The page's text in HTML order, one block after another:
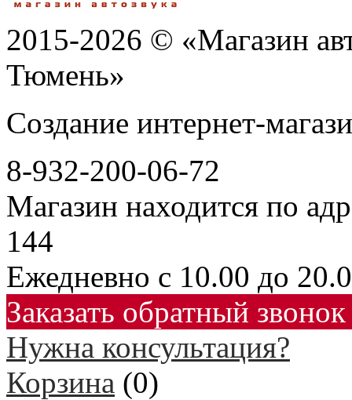
2015-2026 © «Магазин
Тюмень»
Создание интернет-
8-932-200-06-72
Магазин находится по
144
Ежедневно с 10.00 до
Заказать обратный звонок
Нужна консультация?
Корзина (0)